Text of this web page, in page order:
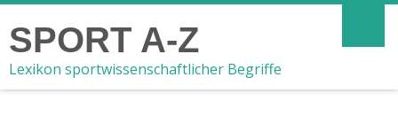
SPORT A-Z
Lexikon sportwissenschaftlicher Begriffe